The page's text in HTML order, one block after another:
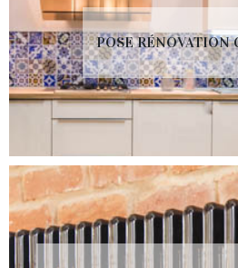
POSE RÉNOVATION